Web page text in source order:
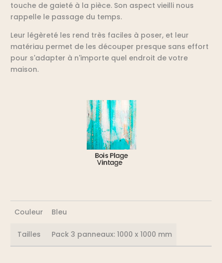
touche de gaieté à la pièce. Son aspect vieilli nous
rappelle le passage du temps.
Leur légèreté les rend très faciles à poser, et leur
matériau permet de les découper presque sans effort
pour s'adapter à n'importe quel endroit de votre
maison.
Couleur Bleu
Tailles Pack 3 panneaux: 1000 x 1000 mm